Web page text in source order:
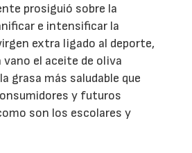
prosiguió sobre la
e intensificar la
extra ligado al deporte,
vano el aceite de oliva
grasa más saludable que
y futuros
son los escolares y